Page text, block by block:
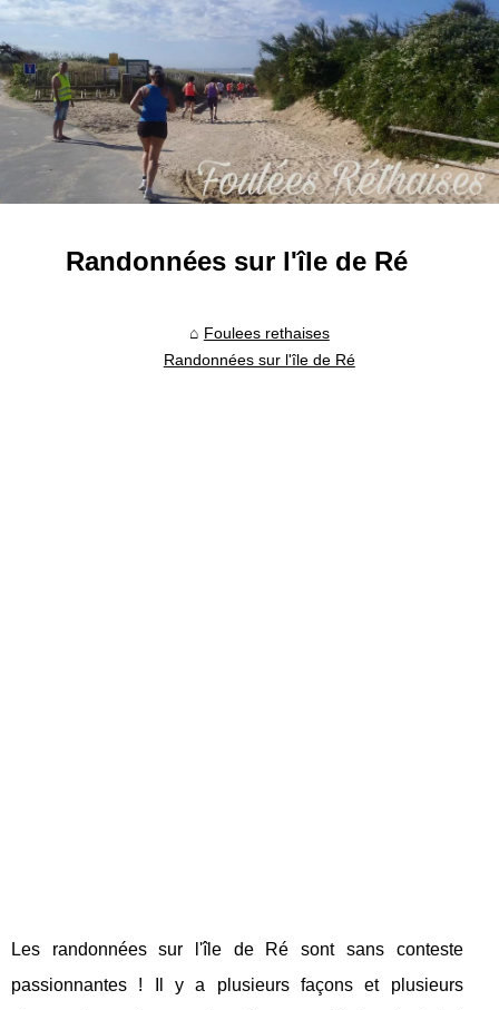
Randonnées sur l'île de Ré
Foulees rethaises
Randonnées sur l'île de Ré
Les randonnées sur l'île de Ré sont sans conteste
passionnantes ! Il y a plusieurs façons et plusieurs